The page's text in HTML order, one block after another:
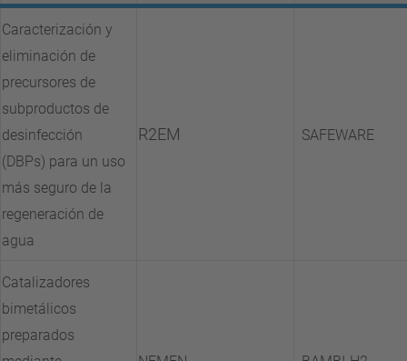
Caracterización y
eliminación de
precursores de
subproductos de
desinfección
(DBPs) para un uso
más seguro de la
regeneración de
agua
R2EM SAFEWARE
Catalizadores
bimetálicos
preparados